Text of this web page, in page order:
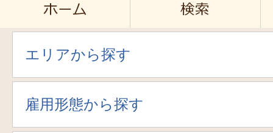
エリアから探す
雇用形態から探す